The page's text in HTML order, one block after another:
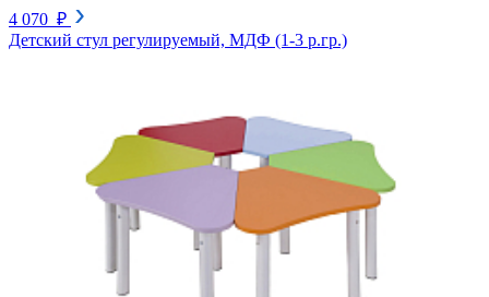
4 070 ₽
Детский стул регулируемый, МДФ (1-3 р.гр.)